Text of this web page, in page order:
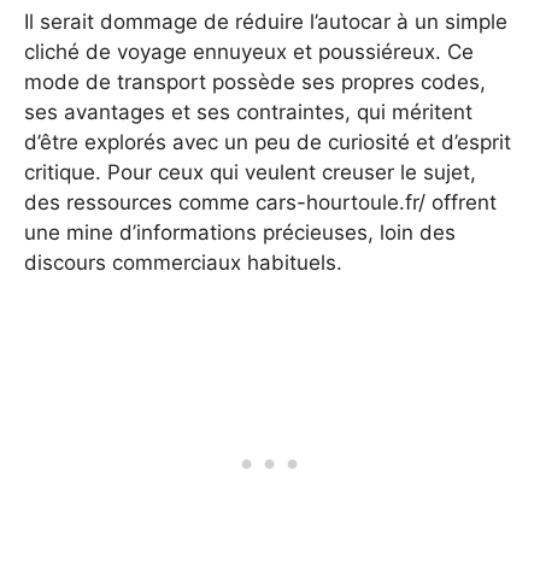
Il serait dommage de réduire l’autocar à un simple
cliché de voyage ennuyeux et poussiéreux. Ce
mode de transport possède ses propres codes,
ses avantages et ses contraintes, qui méritent
d’être explorés avec un peu de curiosité et d’esprit
critique. Pour ceux qui veulent creuser le sujet,
des ressources comme cars-hourtoule.fr/ offrent
une mine d’informations précieuses, loin des
discours commerciaux habituels.